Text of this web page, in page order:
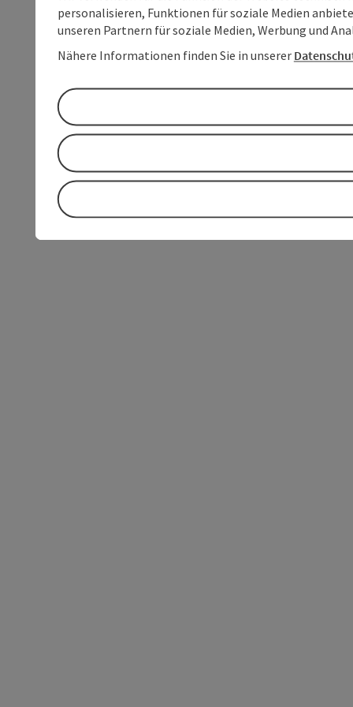
personalisieren, Funktionen für soziale Medien
unseren Partnern für soziale Medien, Werbung und
Nähere Informationen finden Sie in unserer